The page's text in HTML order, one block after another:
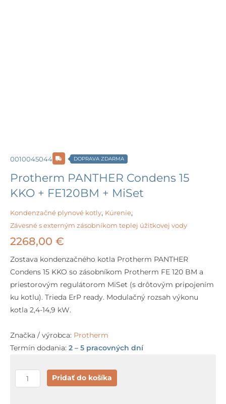
0010045044 DOPRAVA ZDARMA
Protherm PANTHER Condens 15
KKO + FE120BM + MiSet
Kondenzačné plynové kotly, Kúrenie,
Závesné s externým zásobníkom teplej úžitkovej vody
2268,00 €
Zostava kondenzačného kotla Protherm PANTHER
Condens 15 KKO so zásobníkom Protherm FE 120 BM a
priestorovým regulátorom MiSet (s drôtovým pripojením
ku kotlu). Trieda ErP ready. Modulačný rozsah výkonu
kotla 2,4-14,9 kW.
Značka / výrobca: Protherm
Termín dodania: 2 – 5 pracovných dní
množstvo
Protherm
Pridať do košíka